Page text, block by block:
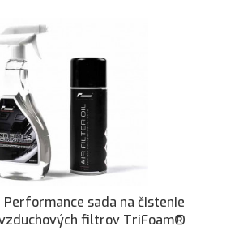
Performance sada na čistenie
filtrov TriFoam®